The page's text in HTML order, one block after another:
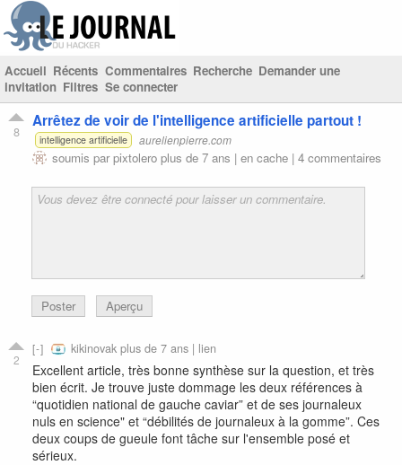
Accueil Récents Commentaires Recherche Demander une
invitation Filtres Se connecter
8
Arrêtez de voir de l'intelligence artificielle partout !
intelligence artificielle aurelienpierre.com
soumis parpixtolero plus de 7 ans | en cache | 4 commentaires
Poster Aperçu
2
kikinovakplus de 7 ans | lien
Excellent article, très bonne synthèse sur la question, et très
bien écrit. Je trouve juste dommage les deux références à
“quotidien national de gauche caviar” et de ses journaleux
nuls en science" et “débilités de journaleux à la gomme”. Ces
deux coups de gueule font tâche sur l'ensemble posé et
sérieux.